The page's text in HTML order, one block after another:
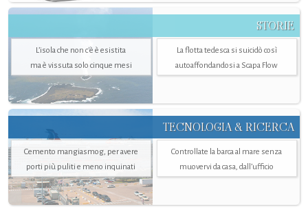
STORIE
L’isola che non c'è è esistita
ma è vissuta solo cinque mesi
La flotta tedesca si suicidò così
autoaffondandosi a Scapa Flow
TECNOLOGIA & RICERCA
Cemento mangiasmog, per avere
porti più puliti e meno inquinati
Controllate la barca al mare senza
muovervi da casa, dall’ufficio